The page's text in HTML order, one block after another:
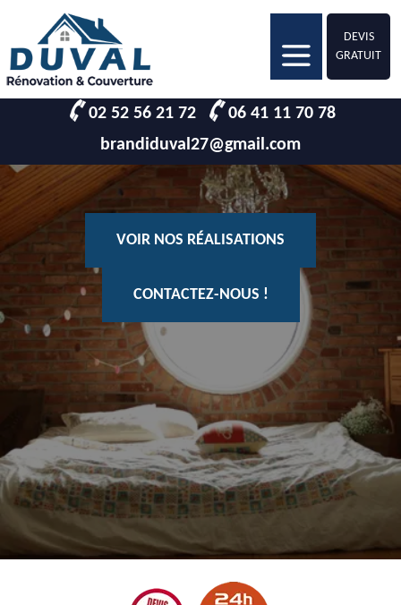
DEVIS
GRATUIT
02 52 56 21 72
06 41 11 70 78
brandiduval27@gmail.com
VOIR NOS RÉALISATIONS
CONTACTEZ-NOUS !